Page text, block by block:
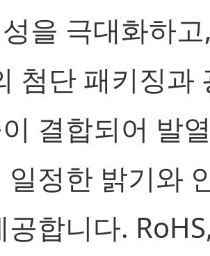
을 극대화하
첨단 패키징과
결합되어 발
일정한 밝기와
공합니다.